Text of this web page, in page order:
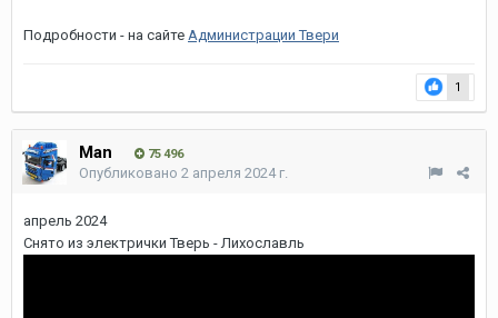
Подробности - на сайте Администрации Твери
1
Man 75 496
Опубликовано 2 апреля 2024 г.
апрель 2024
Снято из электрички Тверь - Лихославль